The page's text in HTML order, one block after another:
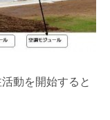
動を開始すると